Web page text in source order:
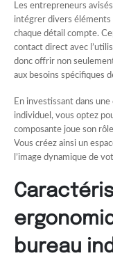
Les entrepreneurs
intégrer divers éléments
chaque détail compte.
contact direct avec
donc offrir non
aux besoins spécifiques
En investissant dans
individuel, vous optez
composante joue son
Vous créez ainsi un
l’image dynamique de
bureau